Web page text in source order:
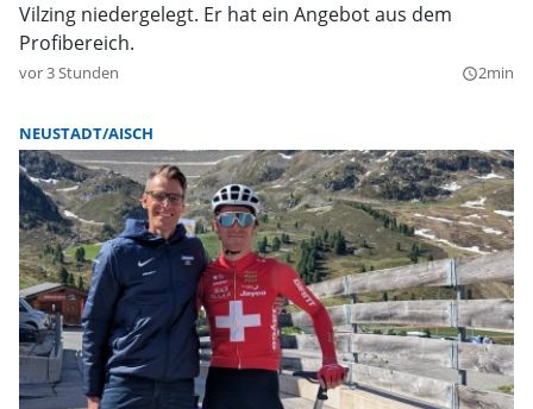
Vilzing niedergelegt. Er hat ein Angebot aus dem
Profibereich.
vor 3 Stunden query_builder2min
NEUSTADT/AISCH